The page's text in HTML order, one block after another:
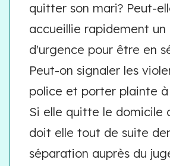
quitter son mari? Peut-
accueillie rapidement
d'urgence pour être en
Peut-on signaler les
police et porter plainte à
Si elle quitte le domicile
doit elle tout de suite
séparation auprès du